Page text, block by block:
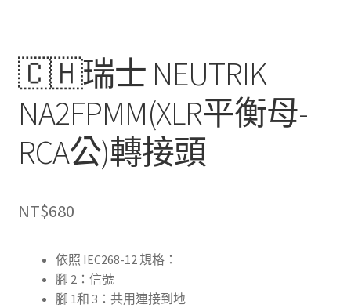
🇨🇭瑞士 NEUTRIK
NA2FPMM(XLR平衡母-
RCA公)轉接頭
NT$680
依照 IEC268-12 規格：
腳 2：信號
腳 1和 3：共用連接到地